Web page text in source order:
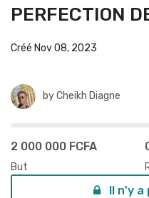
PERFECTION
Créé Nov 08, 2023
byCheikh Diagne
2 000 000 FCFA
But
Il n'y a